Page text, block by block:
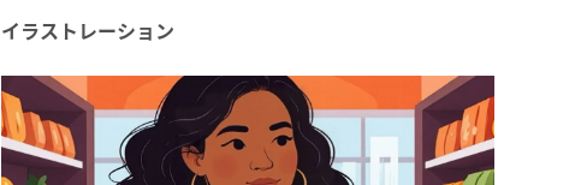
イラストレーション